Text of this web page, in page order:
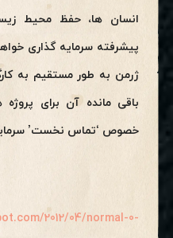
انسان ها، حفظ محیط
پیشرفته سرمایه گذاری
ژرمن به طور مستقیم به
باقی مانده آن برای
خصوص ‘تماس نخست’
2012/04/normal-0-